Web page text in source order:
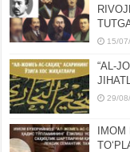
15/
“AL-
29/